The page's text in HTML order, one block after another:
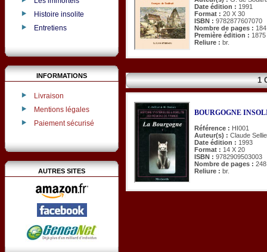
Histoire insolite
Entretiens
INFORMATIONS
Livraison
Mentions légales
Paiement sécurisé
AUTRES SITES
Date édition : 1991
Format : 20 X 30
ISBN : 9782877607070
Nombre de pages : 184
Première édition : 1875
Reliure : br.
1
BOURGOGNE
Référence : HI001
Auteur(s) : Claude
Date édition : 1993
Format : 14 X 20
ISBN : 9782909503003
Nombre de pages : 248
Reliure : br.